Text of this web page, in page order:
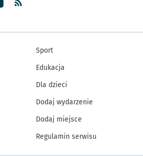
Sport
Edukacja
Dla dzieci
Dodaj wydarzenie
Dodaj miejsce
Regulamin serwisu